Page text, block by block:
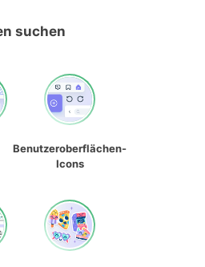
suchen
Benutzeroberflächen-
Icons